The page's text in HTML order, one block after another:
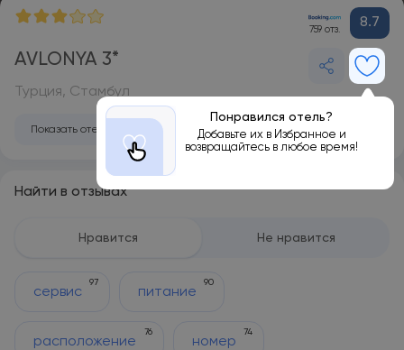
759 отз. 8.7
AVLONYA 3*
Понравился отель?
Добавьте их в Избранное и
возвращайтесь в любое время!
Турция, Стамбул
Показать отель на карте
Найти в отзывах
Нравится Не нравится
сервис
97
питание
90
расположение
76
номер
74